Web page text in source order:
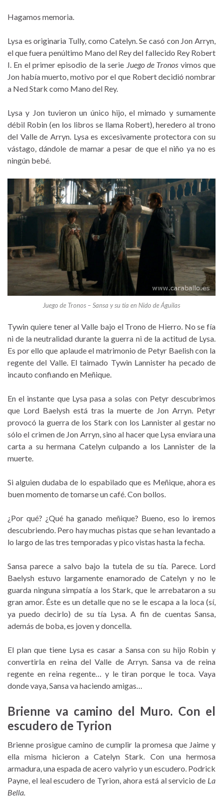
Hagamos memoria.
Lysa es originaria Tully, como Catelyn. Se casó con Jon Arryn,
el que fuera penúltimo Mano del Rey del fallecido Rey Robert
I. En el primer episodio de la serie Juego de Tronos vimos que
Jon había muerto, motivo por el que Robert decidió nombrar
a Ned Stark como Mano del Rey.
Lysa y Jon tuvieron un único hijo, el mimado y sumamente
débil Robin (en los libros se llama Robert), heredero al trono
del Valle de Arryn. Lysa es excesivamente protectora con su
vástago, dándole de mamar a pesar de que el niño ya no es
ningún bebé.
Juego de Tronos – Sansa y su tía en Nido de Águilas
Tywin quiere tener al Valle bajo el Trono de Hierro. No se fía
ni de la neutralidad durante la guerra ni de la actitud de Lysa.
Es por ello que aplaude el matrimonio de Petyr Baelish con la
regente del Valle. El taimado Tywin Lannister ha pecado de
incauto confiando en Meñique.
En el instante que Lysa pasa a solas con Petyr descubrimos
que Lord Baelysh está tras la muerte de Jon Arryn. Petyr
provocó la guerra de los Stark con los Lannister al gestar no
sólo el crimen de Jon Arryn, sino al hacer que Lysa enviara una
carta a su hermana Catelyn culpando a los Lannister de la
muerte.
Si alguien dudaba de lo espabilado que es Meñique, ahora es
buen momento de tomarse un café. Con bollos.
¿Por qué? ¿Qué ha ganado meñique? Bueno, eso lo iremos
descubriendo. Pero hay muchas pistas que se han levantado a
lo largo de las tres temporadas y pico vistas hasta la fecha.
Sansa parece a salvo bajo la tutela de su tía. Parece. Lord
Baelysh estuvo largamente enamorado de Catelyn y no le
guarda ninguna simpatía a los Stark, que le arrebataron a su
gran amor. Éste es un detalle que no se le escapa a la loca (sí,
ya puedo decirlo) de su tía Lysa. A fin de cuentas Sansa,
además de boba, es joven y doncella.
El plan que tiene Lysa es casar a Sansa con su hijo Robin y
convertirla en reina del Valle de Arryn. Sansa va de reina
regente en reina regente… y le tiran porque le toca. Vaya
donde vaya, Sansa va haciendo amigas…
Brienne va camino del Muro. Con el
escudero de Tyrion
Brienne prosigue camino de cumplir la promesa que Jaime y
ella misma hicieron a Catelyn Stark. Con una hermosa
armadura, una espada de acero valyrio y un escudero. Podrick
Payne, el leal escudero de Tyrion, ahora está al servicio de La
Bella.